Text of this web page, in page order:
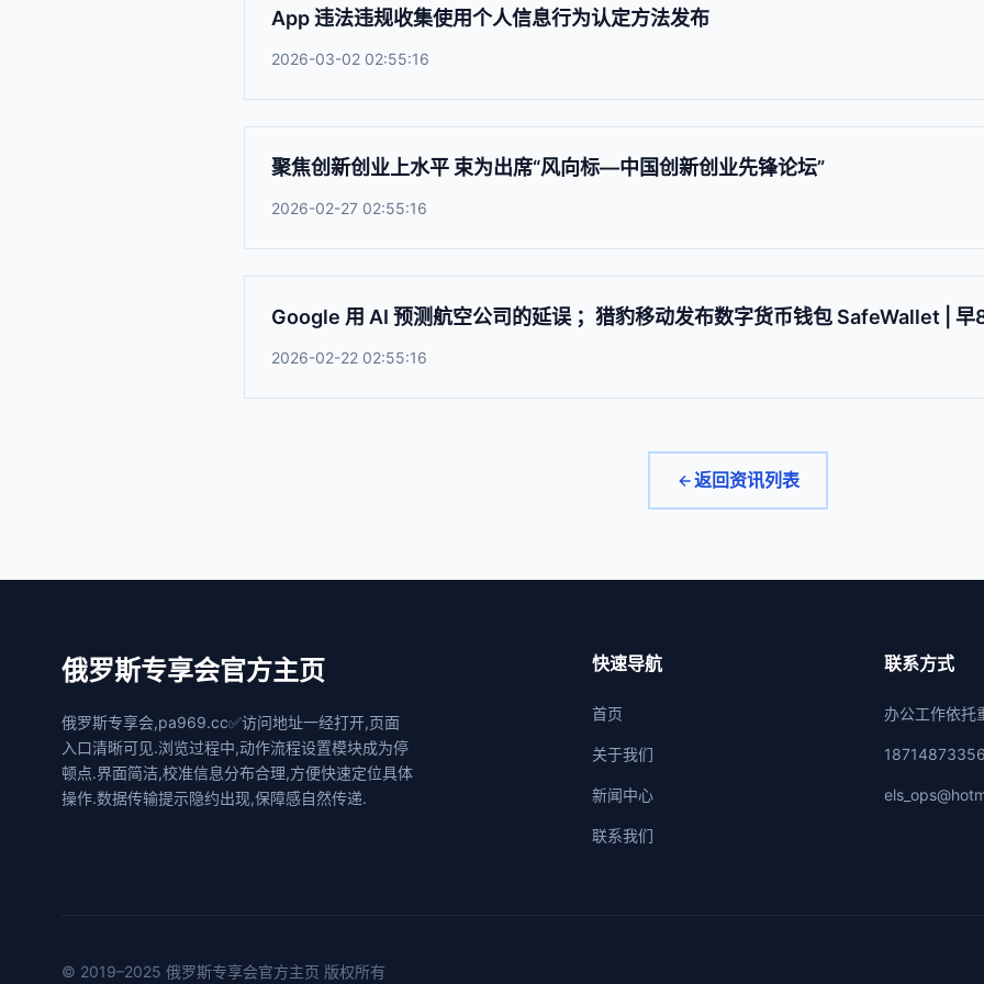
App 违法违规收集使用个人信息行为认定方法发布
2026-03-02 02:55:16
聚焦创新创业上水平 束为出席“风向标—中国创新创业先锋论坛”
2026-02-27 02:55:16
Google 用 AI 预测航空公司的延误 ；猎豹移动发布数字货币钱包 SafeWallet | 早
2026-02-22 02:55:16
返回资讯列表
俄罗斯专享会官方主页
俄罗斯专享会,pa969.cc✅访问地址一经打开,页面
入口清晰可见.浏览过程中,动作流程设置模块成为停
顿点.界面简洁,校准信息分布合理,方便快速定位具体
操作.数据传输提示隐约出现,保障感自然传递.
快速导航
首页
关于我们
新闻中心
联系我们
联系方式
办公工作依托
© 2019–2025 俄罗斯专享会官方主页 版权所有